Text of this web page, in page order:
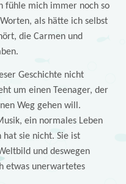
fühle mich immer noch so
als hätte ich selbst
die Carmen und
Geschichte nicht
um einen Teenager, der
Weg gehen will.
ein normales Leben
hat sie nicht. Sie ist
und deswegen
etwas unerwartetes